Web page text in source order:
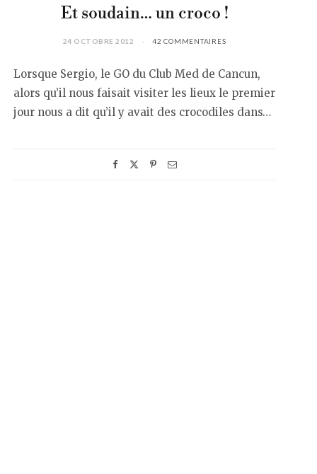
Et soudain… un croco !
24 OCTOBRE 2012 42 COMMENTAIRES
Lorsque Sergio, le GO du Club Med de Cancun,
alors qu’il nous faisait visiter les lieux le premier
jour nous a dit qu’il y avait des crocodiles dans…